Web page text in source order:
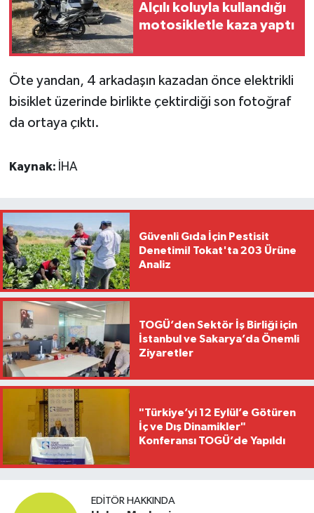
Alçılı koluyla kullandığı
motosikletle kaza yaptı
Öte yandan, 4 arkadaşın kazadan önce elektrikli
bisiklet üzerinde birlikte çektirdiği son fotoğraf
da ortaya çıktı.
Kaynak: İHA
Güvenli Gıda İçin Pestisit
Denetimi! Tokat'ta 203 Ürüne
Analiz
TOGÜ’den Sektör İş Birliği için
İstanbul ve Sakarya’da Önemli
Ziyaretler
"Türkiye’yi 12 Eylül’e Götüren
İç ve Dış Dinamikler"
Konferansı TOGÜ’de Yapıldı
EDITÖR HAKKINDA